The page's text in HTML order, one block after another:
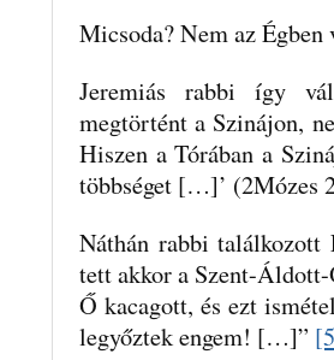
Micsoda? Nem az Égben
Jeremiás rabbi így
megtörtént a Szinájon,
Hiszen a Tórában a
többséget […]’ (2Mózes
Náthán rabbi
tett akkor a Szent-
Ő kacagott, és ezt
legyőztek engem! […]”